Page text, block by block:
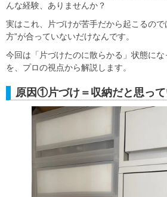
んな経験、ありませんか？
実はこれ、片づけが苦手だから起こるので
方”が合っていないだけなんです。
今回は「片づけたのに散らかる」状態に
を、プロの視点から解説します。
原因①片づけ＝収納だと思っ